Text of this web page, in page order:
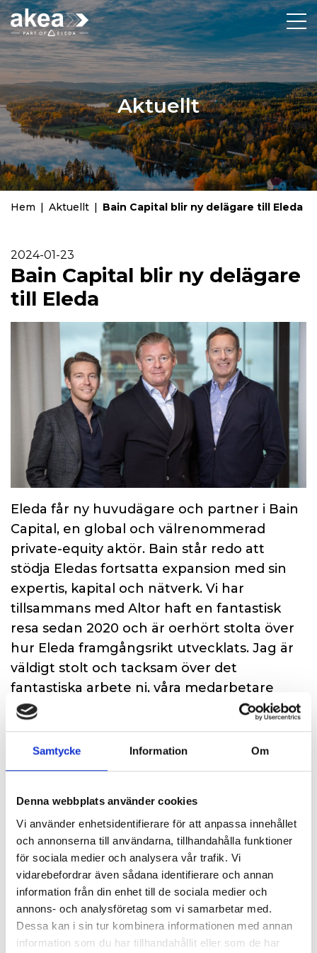
Samtycke Information Om
Denna webbplats använder cookies
Vi använder enhetsidentifierare för att anpassa innehållet
och annonserna till användarna, tillhandahålla funktioner
för sociala medier och analysera vår trafik. Vi
vidarebefordrar även sådana identifierare och annan
information från din enhet till de sociala medier och
annons- och analysföretag som vi samarbetar med.
Dessa kan i sin tur kombinera informationen med annan
information som du har tillhandahållit eller som de har
Aktuellt
Hem | Aktuellt | Bain Capital blir ny delägare till Eleda
2024-01-23
Bain Capital blir ny delägare
till Eleda
Eleda får ny huvudägare och partner i Bain
Capital, en global och välrenommerad
private-equity aktör. Bain står redo att
stödja Eledas fortsatta expansion med sin
expertis, kapital och nätverk. Vi har
tillsammans med Altor haft en fantastisk
resa sedan 2020 och är oerhört stolta över
hur Eleda framgångsrikt utvecklats. Jag är
väldigt stolt och tacksam över det
fantastiska arbete ni, våra medarbetare
utför varje dag, det är ni som driver akea-
group och på så sätt Eleda framåt. Affären
kommer inte påverka den vardagliga driften
utan all verksamhet kommer fortgå precis
2024-08-14
ISO-certifierade
Vi är väldigt stola över att ha fått denna trippel-
certifiering inom: ISO 9001 - Kvalitet ISO 14001 - Miljö
ISO 45001 - Arbetsmiljö